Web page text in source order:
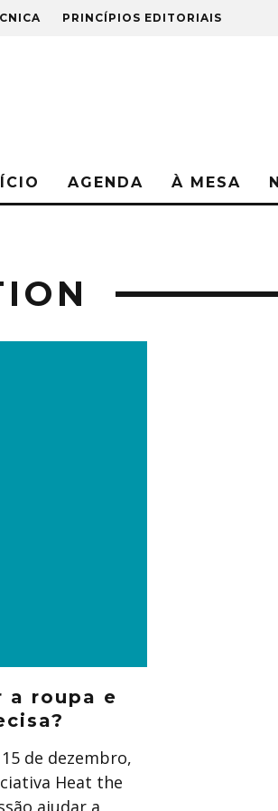
PRINCÍPIOS EDITORIAIS
AGENDA À MESA
a roupa e
de dezembro,
Heat the
ajudar a